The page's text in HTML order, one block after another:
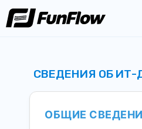
СВЕДЕНИЯ ОБ
ОБЩИЕ